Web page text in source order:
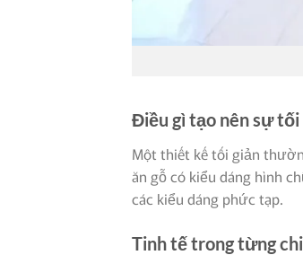
Điều gì tạo nên sự tối
Một thiết kế tối giản
ăn gỗ có kiểu dáng hình
các kiểu dáng phức tạp.
Tinh tế trong từng